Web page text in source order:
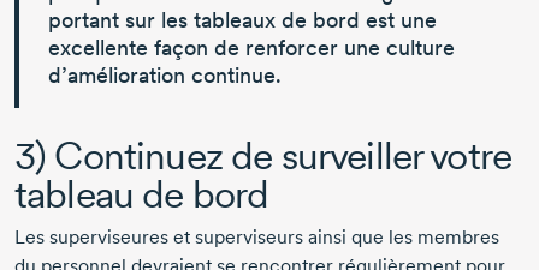
portant sur les tableaux de bord est une
excellente façon de renforcer une culture
d’amélioration continue.
3) Continuez de surveiller votre
tableau de bord
Les superviseures et superviseurs ainsi que les membres
du personnel devraient se rencontrer régulièrement pour